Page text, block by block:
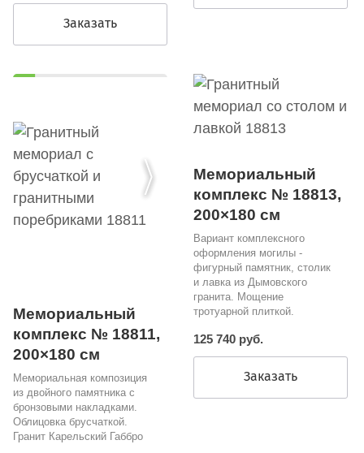
Заказать
Мемориальный
комплекс № 18811,
200×180 см
Мемориальная композиция
из двойного памятника с
бронзовыми накладками.
Облицовка брусчаткой.
Гранит Карельский Габбро
Мемориальный
комплекс № 18813,
200×180 см
Вариант комплексного
оформления могилы -
фигурный памятник, столик
и лавка из Дымовского
гранита. Мощение
тротуарной плиткой.
125 740 руб.
Заказать